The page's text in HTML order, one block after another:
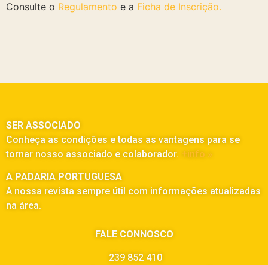
Consulte o Regulamento e a Ficha de Inscrição.
SER ASSOCIADO
Conheça as condições e todas as vantagens para se
tornar nosso associado e colaborador. +info »
A PADARIA PORTUGUESA
A nossa revista sempre útil com informações atualizadas
na área.
FALE CONNOSCO
239 852 410